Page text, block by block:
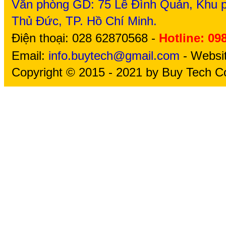
Văn phòng GD: 75 Lê Đình Quản, Khu
Thủ Đức, TP. Hồ Chí Minh.
Điện thoại: 028 62870568 - Hotline:
Email: info.buytech@gmail.com -
Copyright © 2015 - 2021 by Buy Tech